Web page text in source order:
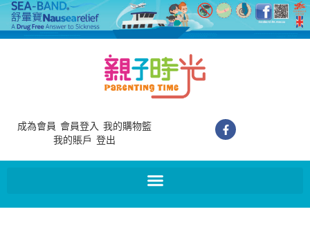
成為會員 會員登入 我的購物籃
我的賬戶 登出